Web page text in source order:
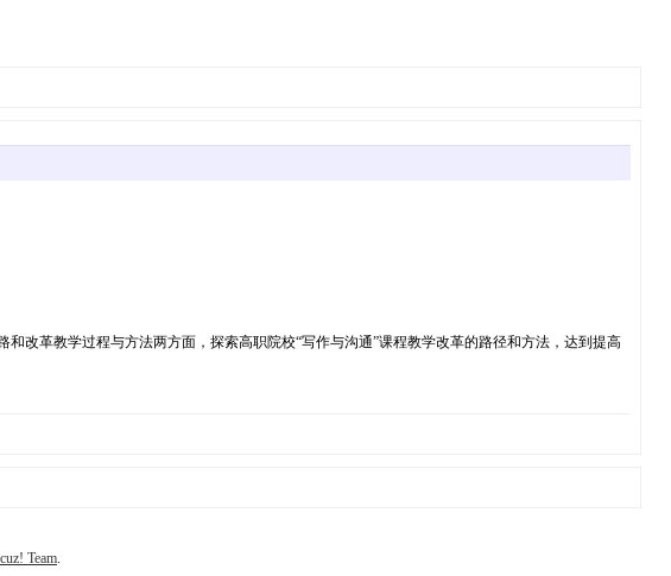
改革教学过程与方法两方面，探索高职院校“写作与沟通”课程教学改革的路径和方法，达到提高
Team.